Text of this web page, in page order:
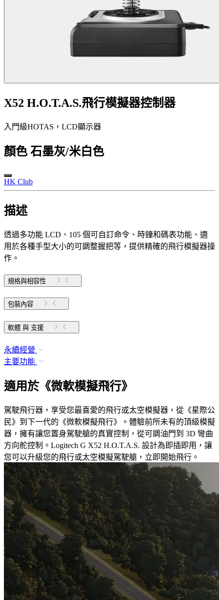
X52 H.O.T.A.S.飛行模擬器控制器
入門級HOTAS，LCD顯示器
顏色 石墨灰/米白色
HK Club
描述
透過多功能 LCD、105 個可自訂命令、時鐘和碼表功能、適
用於各種手型大小的可調整握把等，提供精確的飛行模擬器操
作。
規格與相容性
包裝內容
軟體 與 支援
永續經營
主要功能
適用於《微軟模擬飛行》
駕駛飛行器，享受您最喜愛的飛行或太空模擬器，從《星際公
民》到下一代的《微軟模擬飛行》。體驗前所未有的頂級模擬
器，擁有讓您置身駕駛艙的真實控制，從可調油門到 3D 彎曲
方向舵控制。Logitech G X52 H.O.T.A.S. 設計為即插即用，讓
您可以升級您的飛行或太空模擬駕駛艙，立即開始飛行。